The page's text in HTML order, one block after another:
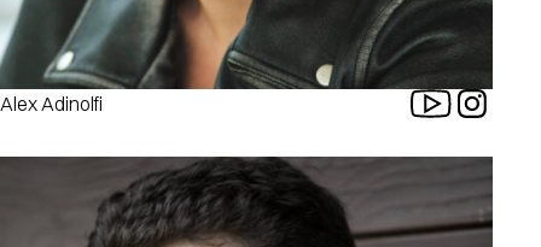
Alex Adinolfi